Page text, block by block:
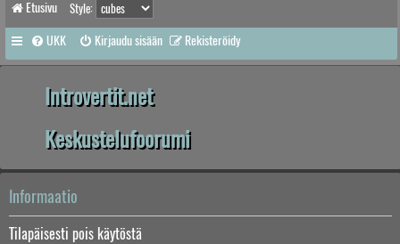
Etusivu Style:
UKK Kirjaudu sisään Rekisteröidy
Introvertit.net
Keskustelufoorumi
Informaatio
Tilapäisesti pois käytöstä